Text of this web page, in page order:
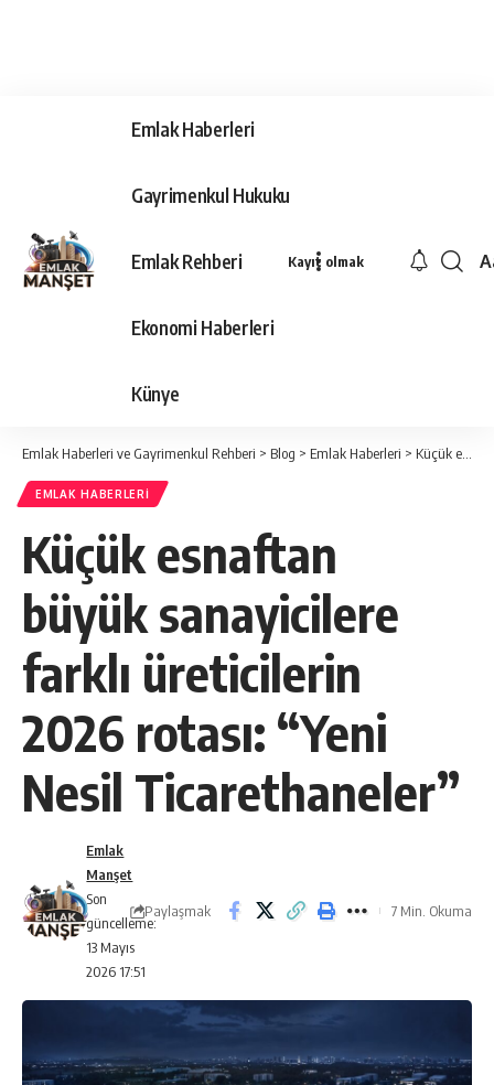
Emlak Haberleri
Gayrimenkul Hukuku
Emlak Rehberi
Ekonomi Haberleri
Künye
Kayıt olmak
Emlak Haberleri ve Gayrimenkul Rehberi > Blog > Emlak Haberleri > Küçük esnaftan büyük sanayicilere farklı üreticilerin 2026 rotası: “Yeni Nesil Ticarethaneler”
EMLAK HABERLERI
Küçük esnaftan
büyük sanayicilere
farklı üreticilerin
2026 rotası: “Yeni
Nesil Ticarethaneler”
Son
güncelleme:
13 Mayıs
2026 17:51
Emlak
Manşet
Paylaşmak 7 Min. Okuma